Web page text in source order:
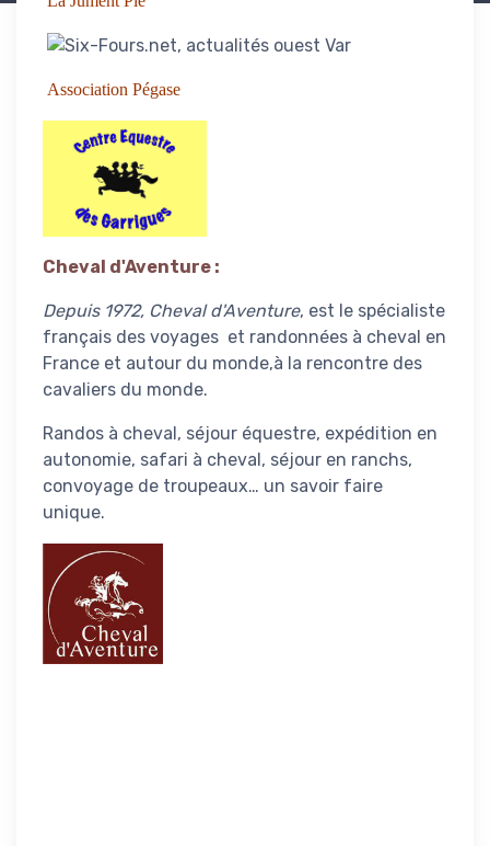
Association Pégase
Cheval d'Aventure :
Depuis 1972, Cheval d'Aventure, est le spécialiste
français des voyages et randonnées à cheval en
France et autour du monde,à la rencontre des
cavaliers du monde.
Randos à cheval, séjour équestre, expédition en
autonomie, safari à cheval, séjour en ranchs,
convoyage de troupeaux… un savoir faire
unique.